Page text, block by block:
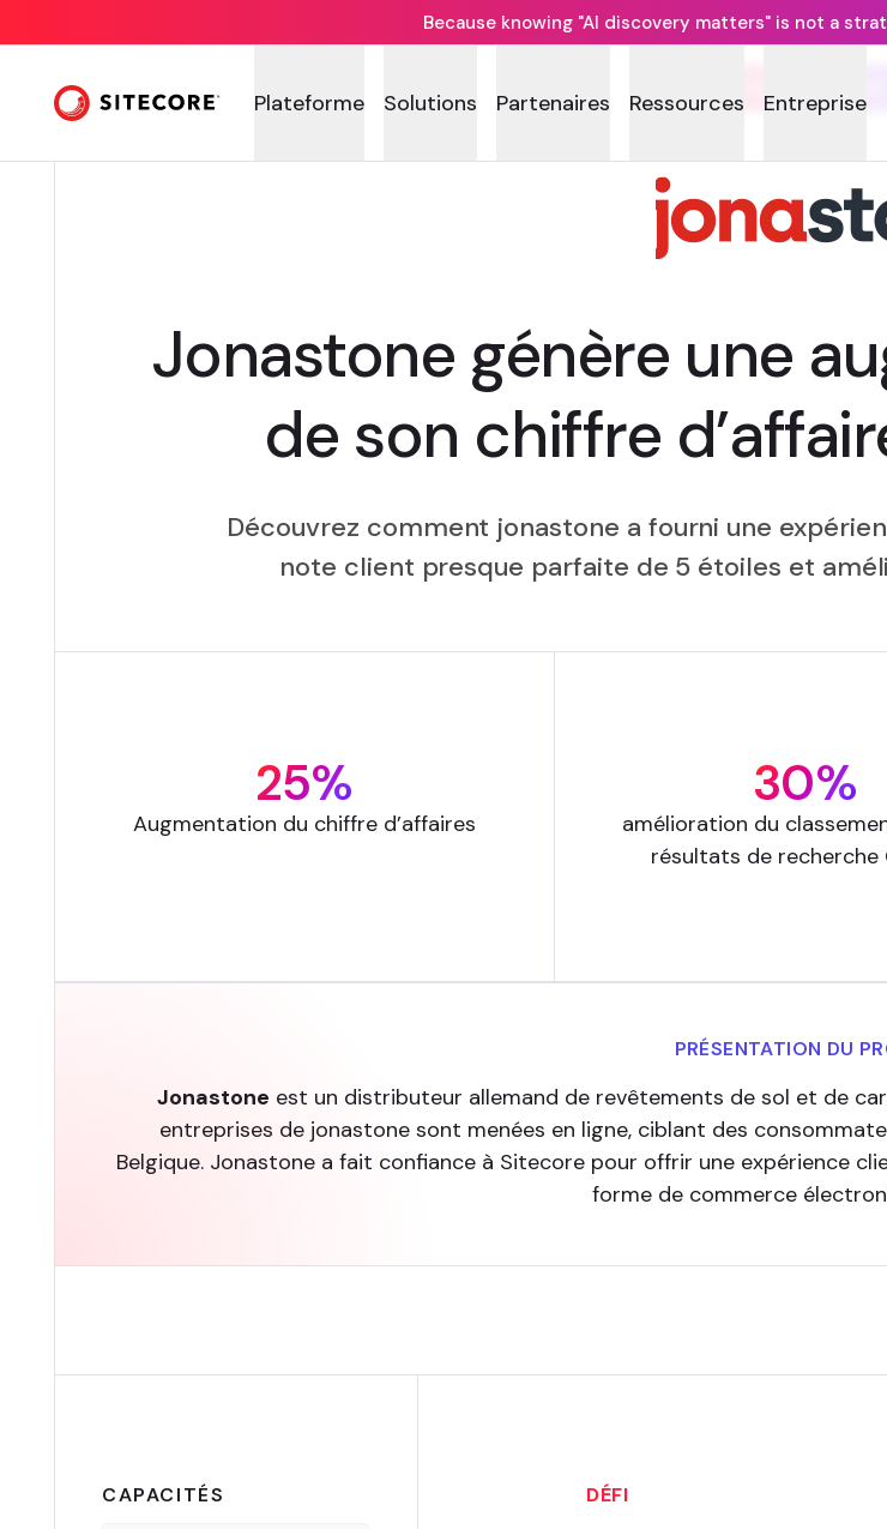
Because knowing "AI discovery matters" is not a
Plateforme Solutions Partenaires Ressources Entreprise
Jonastone génère une
de son chiffre
Découvrez comment jonastone a fourni une
note client presque parfaite de 5 étoiles et
25%
Augmentation du chiffre d’affaires
30%
amélioration du
résultats de recherche
PRÉSENTATION DU
Jonastone est un distributeur allemand de revêtements de sol et de
entreprises de jonastone sont menées en ligne, ciblant des
Belgique. Jonastone a fait confiance à Sitecore pour offrir une expérience
forme de commerce
CAPACITÉS DÉFI